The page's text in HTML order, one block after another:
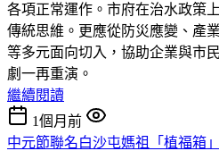
各項正常運作。市府在治水政策
傳統思維。更應從防災應變、產
等多元面向切入，協助企業與市
劇一再重演。
繼續閱讀
1個月前
中元節聯名白沙屯媽祖「植福箱